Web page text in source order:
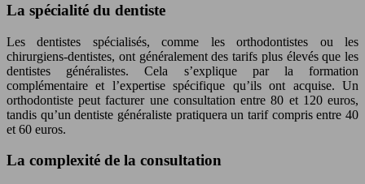
La spécialité du dentiste
Les dentistes spécialisés, comme les orthodontistes ou les
chirurgiens-dentistes, ont généralement des tarifs plus élevés que les
dentistes généralistes. Cela s’explique par la formation
complémentaire et l’expertise spécifique qu’ils ont acquise. Un
orthodontiste peut facturer une consultation entre 80 et 120 euros,
tandis qu’un dentiste généraliste pratiquera un tarif compris entre 40
et 60 euros.
La complexité de la consultation